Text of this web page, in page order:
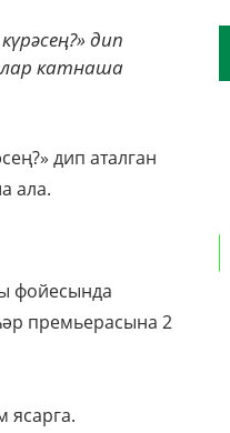
дип
катнаша
дип аталган
ала.
фойесында
премьерасына 2
ясарга.